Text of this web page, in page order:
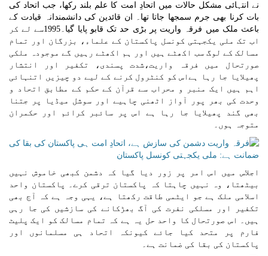
نے انتہائی مشکل حالات میں اتحادِ امت کا علم بلند رکھا، جب اتحاد کی
بات کرنا بھی جرم سمجھا جاتا تھا۔ ان قائدین کی دانشمندانہ قیادت کے
باعث ملک میں فرقہ واریت پر بڑی حد تک قابو پایا گیا۔1995سے لے کر
اب تک ملی یکجہتی کونسل پاکستان کے علماء، بزرگان اور تمام
مسالک کے لوگ سب اکھٹے ہیں اور ہم اکھٹے رہیں گے موجودہ ملکی
صورتحال میں فرقہ واریت،شدت پسندی، تکفیر اور انتشار
پھیلایا جا رہا ہےاس کو کنٹرول کرنے کے لیے دو چیزیں اتنہائی
اہم ہیں ایک منبر و محراب سے قرآن کے حکم کے مطابق اتحاد و
وحدت کی بھر پور آواز اٹھنی چاہیے اور سوشل میڈیا پر جتنا
بھی گند پھیلایا جا رہا ہے اس پر سائبر کرائم اور حکمران
متوجہ ہوں۔
اجلاس میں اس امر پر زور دیا گیا کہ دشمن کبھی خاموش نہیں
بیٹھتا، وہ نہیں چاہتا کہ پاکستان ترقی کرے۔ پاکستان واحد
اسلامی ملک ہے جو ایٹمی طاقت رکھتا ہے، یہی وجہ ہے کہ آج بھی
تکفیر اور مسلکی نفرت کی آگ بھڑکانے کی سازشیں کی جا رہی
ہیں۔ اس صورتحال کا واحد حل یہ ہے کہ تمام مسالک کو ایک پلیٹ
فارم پر متحد کیا جائے کیونکہ اتحاد ہی مسلمانوں اور
پاکستان کی بقا کی ضمانت ہے۔